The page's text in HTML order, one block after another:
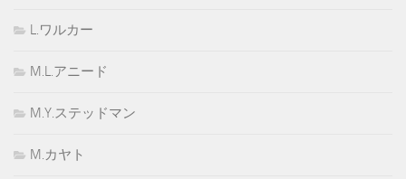
L.ワルカー
M.L.アニード
M.Y.ステッドマン
M.カヤト